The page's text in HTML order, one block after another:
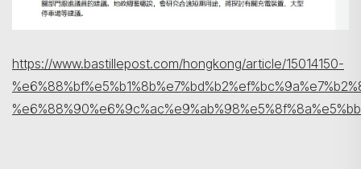
https://www.bastillepost.com/hongkong/article/15014150-